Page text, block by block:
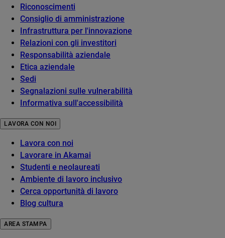
Riconoscimenti
Consiglio di amministrazione
Infrastruttura per l'innovazione
Relazioni con gli investitori
Responsabilità aziendale
Etica aziendale
Sedi
Segnalazioni sulle vulnerabilità
Informativa sull'accessibilità
LAVORA CON NOI
Lavora con noi
Lavorare in Akamai
Studenti e neolaureati
Ambiente di lavoro inclusivo
Cerca opportunità di lavoro
Blog cultura
AREA STAMPA